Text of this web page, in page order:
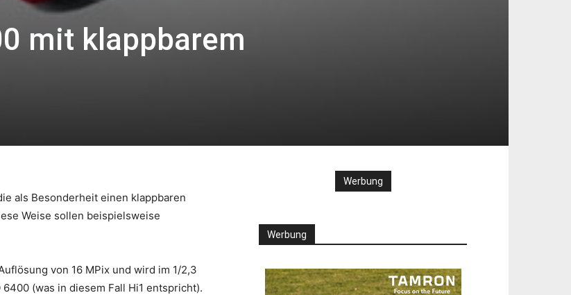
mit klappbarem
als Besonderheit einen klappbaren
Weise sollen beispielsweise
von 16 MPix und wird im 1/2,3
(was in diesem Fall Hi1 entspricht).
Werbung
Werbung